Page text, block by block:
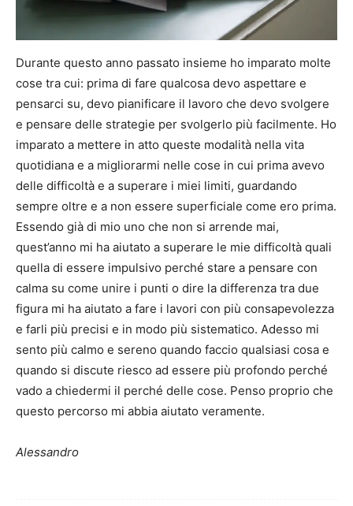
Durante questo anno passato insieme ho imparato molte
cose tra cui: prima di fare qualcosa devo aspettare e
pensarci su, devo pianificare il lavoro che devo svolgere
e pensare delle strategie per svolgerlo più facilmente. Ho
imparato a mettere in atto queste modalità nella vita
quotidiana e a migliorarmi nelle cose in cui prima avevo
delle difficoltà e a superare i miei limiti, guardando
sempre oltre e a non essere superficiale come ero prima.
Essendo già di mio uno che non si arrende mai,
quest’anno mi ha aiutato a superare le mie difficoltà quali
quella di essere impulsivo perché stare a pensare con
calma su come unire i punti o dire la differenza tra due
figura mi ha aiutato a fare i lavori con più consapevolezza
e farli più precisi e in modo più sistematico. Adesso mi
sento più calmo e sereno quando faccio qualsiasi cosa e
quando si discute riesco ad essere più profondo perché
vado a chiedermi il perché delle cose. Penso proprio che
questo percorso mi abbia aiutato veramente.
Alessandro